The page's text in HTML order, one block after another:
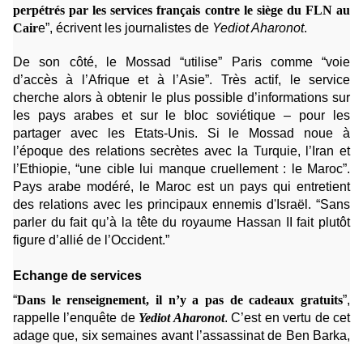
perpétrés par les services français contre le siège du FLN au
Caire”, écrivent les journalistes de Yediot Aharonot.
De son côté, le Mossad “utilise” Paris comme “voie
d’accès à l’Afrique et à l’Asie”. Très actif, le service
cherche alors à obtenir le plus possible d’informations sur
les pays arabes et sur le bloc soviétique – pour les
partager avec les Etats-Unis. Si le Mossad noue à
l’époque des relations secrètes avec la Turquie, l’Iran et
l’Ethiopie, “une cible lui manque cruellement : le Maroc”.
Pays arabe modéré, le Maroc est un pays qui entretient
des relations avec les principaux ennemis d'Israël. “Sans
parler du fait qu’à la tête du royaume Hassan II fait plutôt
figure d’allié de l’Occident.”
Echange de services
“Dans le renseignement, il n’y a pas de cadeaux gratuits”,
rappelle l’enquête de Yediot Aharonot. C’est en vertu de cet
adage que, six semaines avant l’assassinat de Ben Barka,